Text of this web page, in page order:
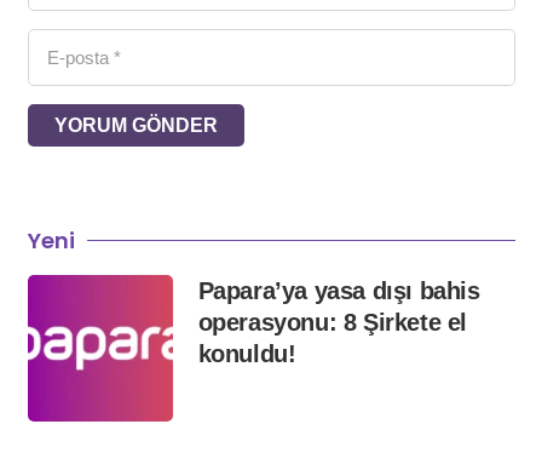
YORUM GÖNDER
Yeni
Papara’ya yasa dışı bahis
operasyonu: 8 Şirkete el
konuldu!